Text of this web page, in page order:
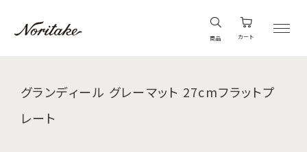
商品 カート
グランディール グレーマット 27cmフラットプ
レート